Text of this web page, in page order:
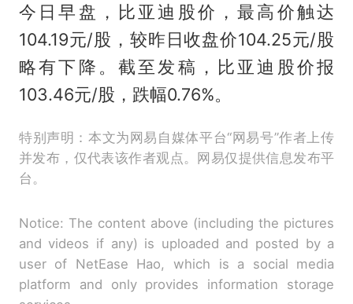
今日早盘，比亚迪股价，最高价触达
104.19元/股，较昨日收盘价104.25元/股
略有下降。截至发稿，比亚迪股价报
103.46元/股，跌幅0.76%。
特别声明：本文为网易自媒体平台“网易号”作者上传
并发布，仅代表该作者观点。网易仅提供信息发布平
台。
Notice: The content above (including the pictures
and videos if any) is uploaded and posted by a
user of NetEase Hao, which is a social media
platform and only provides information storage